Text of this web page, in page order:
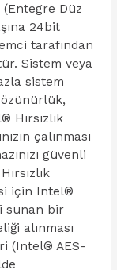
Düz
24bit
tarafından
Sistem veya
sistem
Hırsızlık
çalınması
güvenli
için Intel®
sunan bir
alınması
(Intel® AES-